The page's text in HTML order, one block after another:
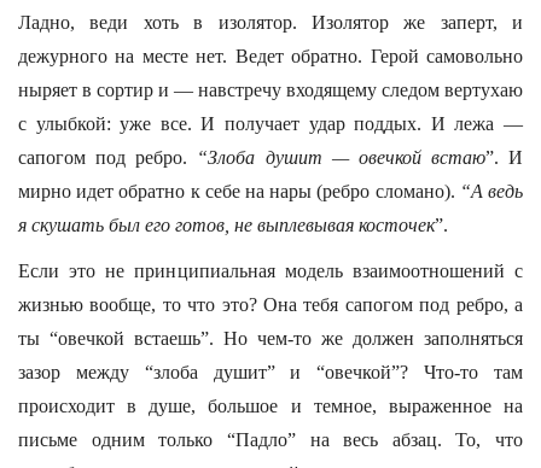
Ладно, веди хоть в изолятор. Изолятор же заперт, и
дежурного на месте нет. Ведет обратно. Герой самовольно
ныряет в сортир и — навстречу входящему следом вертухаю
с улыбкой: уже все. И получает удар поддых. И лежа —
сапогом под ребро. “Злоба душит — овечкой встаю”. И
мирно идет обратно к себе на нары (ребро сломано). “А ведь
я скушать был его готов, не выплевывая косточек”.
Если это не принципиальная модель взаимоотношений с
жизнью вообще, то что это? Она тебя сапогом под ребро, а
ты “овечкой встаешь”. Но чем-то же должен заполняться
зазор между “злоба душит” и “овечкой”? Что-то там
происходит в душе, большое и темное, выраженное на
письме одним только “Падло” на весь абзац. То, что